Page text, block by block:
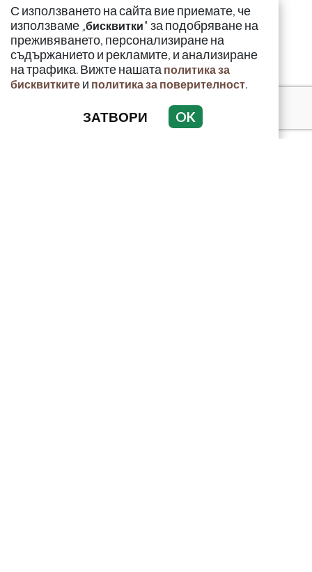
С използването на сайта вие приемате, че
използваме „бисквитки" за подобряване на
преживяването, персонализиране на
съдържанието и рекламите, и анализиране
на трафика. Вижте нашата политика за
бисквитките и политика за поверителност.
ЗАТВОРИ OK